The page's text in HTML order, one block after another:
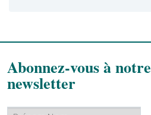
Abonnez-vous à notre
newsletter